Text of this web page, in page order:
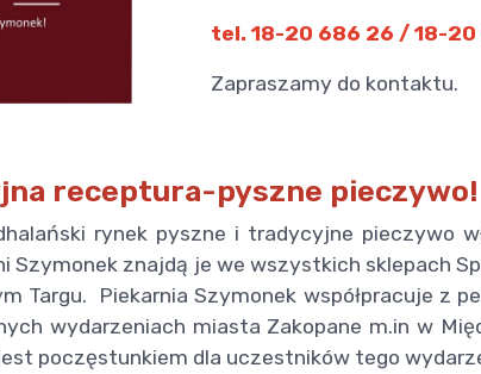
tel. 18-20 686 26 / 18-20
Zapraszamy do kontaktu.
receptura-pyszne pieczywo!
rynek pyszne i tradycyjne pieczywo
znajdą je we wszystkich sklepach
Targu. Piekarnia Szymonek współpracuje z
wydarzeniach miasta Zakopane m.in w
poczęstunkiem dla uczestników tego